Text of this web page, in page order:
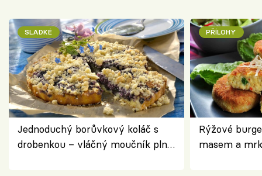
SLADKÉ
Jednoduchý borůvkový koláč s
drobenkou – vláčný moučník plný
PŘÍLOHY
Rýžové
masem a